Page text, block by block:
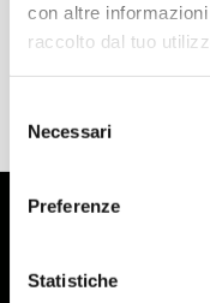
con altre
raccolto dal tuo
delNecessari
Preferenze
Statistiche